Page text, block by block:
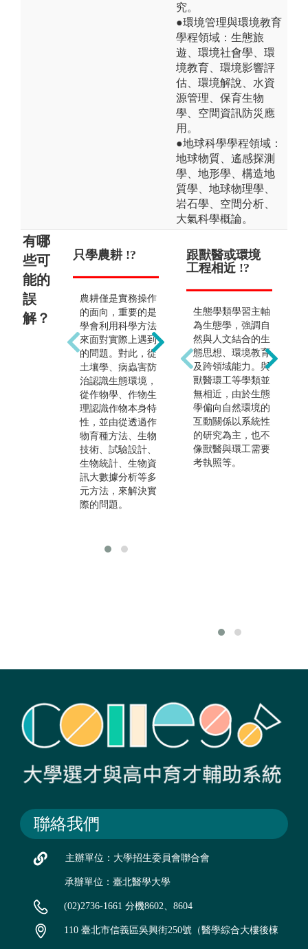
究。
●環境管理與環境教育
學程領域：生態旅
遊、環境社會學、環
境教育、環境影響評
估、環境解說、水資
源管理、保育生物
學、空間資訊防災應
用。
●地球科學學程領域：
地球物質、遙感探測
學、地形學、構造地
質學、地球物理學、
岩石學、空間分析、
大氣科學概論。
有哪
些可
能的
誤
解？
只學農耕 !?
農耕僅是實務操作
的面向，重要的是
學會利用科學方法
來面對實際上遇到
的問題。對此，從
土壤學、病蟲害防
治認識生態環境，
從作物學、作物生
理認識作物本身特
性，並由從透過作
物育種方法、生物
技術、試驗設計、
生物統計、生物資
訊大數據分析等多
元方法，來解決實
際的問題。
畢業後只能在
農田工作 !?
除此之外，亦可進
入公職體系，或往
食品界、教育界、
生技產業、研究機
關、各農業試驗機
構、國合會及農技
團等單位工作。迎
著大數據時代來
臨，農藝領域之統
計分析能力也可應
用於醫學、商務、
金融、工業及資訊
跟獸醫或環境
工程相近 !?
生態學類學習主軸
為生態學，強調自
然與人文結合的生
態思想、環境教育
及跨領域能力。與
獸醫環工等學類並
無相近，由於生態
學偏向自然環境的
互動關係以系統性
的研究為主，也不
像獸醫與環工需要
考執照等。
聯絡我們
主辦單位：大學招生委員會聯合會
承辦單位：臺北醫學大學
(02)2736-1661 分機8602、8604
110 臺北市信義區吳興街250號（醫學綜合大樓後棟